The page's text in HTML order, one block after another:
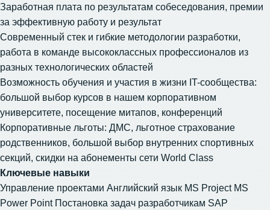
Заработная плата по результатам собеседования, премии
за эффективную работу и результат
Современный стек и гибкие методологии разработки,
работа в команде высококлассных профессионалов из
разных технологических областей
Возможность обучения и участия в жизни IT-сообщества:
большой выбор курсов в нашем корпоративном
университете, посещение митапов, конференций
Корпоративные льготы: ДМС, льготное страхование
родственников, большой выбор внутренних спортивных
секций, скидки на абонементы сети World Class
Ключевые навыки
Управление проектами Английский язык MS Project MS
Power Point Постановка задач разработчикам SAP